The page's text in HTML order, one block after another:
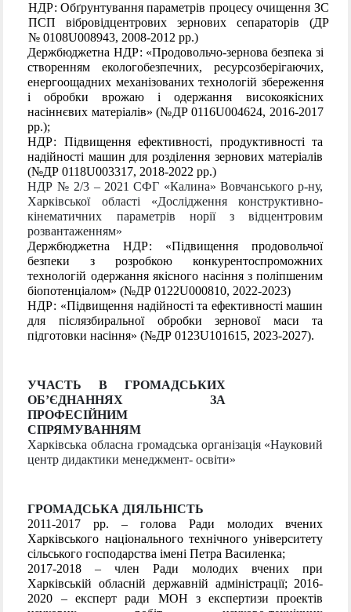
НДР: Обґрунтування параметрів процесу очищення ЗС
ПСП вібровідцентрових зернових сепараторів (ДР
№ 0108U008943, 2008-2012 рр.)
Держбюджетна НДР: «Продовольчо-зернова безпека зі
створенням екологобезпечних, ресурсозберігаючих,
енергоощадних механізованих технологій збереження
і обробки врожаю і одержання високоякісних
насіннєвих матеріалів» (№ДР 0116U004624, 2016-2017
рр.);
НДР: Підвищення ефективності, продуктивності та
надійності машин для розділення зернових матеріалів
(№ДР 0118U003317, 2018-2022 рр.)
НДР № 2/3 – 2021 СФГ «Калина» Вовчанського р-ну,
Харківської області «Дослідження конструктивно-
кінематичних параметрів норії з відцентровим
розвантаженням»
Держбюджетна НДР: «Підвищення продовольчої
безпеки з розробкою конкурентоспроможних
технологій одержання якісного насіння з поліпшеним
біопотенціалом» (№ДР 0122U000810, 2022-2023)
НДР: «Підвищення надійності та ефективності машин
для післязбиральної обробки зернової маси та
підготовки насіння» (№ДР 0123U101615, 2023-2027).
УЧАСТЬ В ГРОМАДСЬКИХ
ОБ’ЄДНАННЯХ ЗА
ПРОФЕСІЙНИМ
СПРЯМУВАННЯМ
Харківська обласна громадська організація «Науковий
центр дидактики менеджмент- освіти»
ГРОМАДСЬКА ДІЯЛЬНІСТЬ
2011-2017 рр. – голова Ради молодих вчених
Харківського національного технічного університету
сільського господарства імені Петра Василенка;
2017-2018 – член Ради молодих вчених при
Харківській обласній державній адміністрації; 2016-
2020 – експерт ради МОН з експертизи проектів